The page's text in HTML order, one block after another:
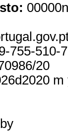
755-510-7
20